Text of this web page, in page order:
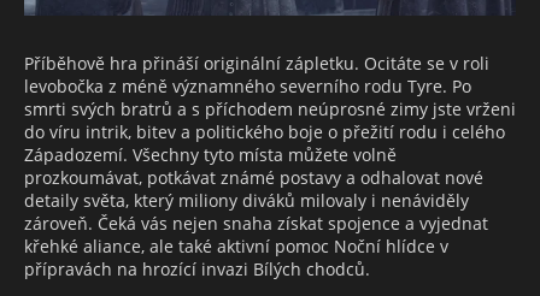
Příběhově hra přináší originální zápletku. Ocitáte se v roli
levobočka z méně významného severního rodu Tyre. Po
smrti svých bratrů a s příchodem neúprosné zimy jste vrženi
do víru intrik, bitev a politického boje o přežití rodu i celého
Západozemí. Všechny tyto místa můžete volně
prozkoumávat, potkávat známé postavy a odhalovat nové
detaily světa, který miliony diváků milovaly i nenáviděly
zároveň. Čeká vás nejen snaha získat spojence a vyjednat
křehké aliance, ale také aktivní pomoc Noční hlídce v
přípravách na hrozící invazi Bílých chodců.